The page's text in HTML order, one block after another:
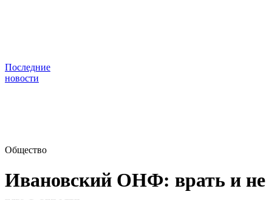
Последние
новости
Общество
Ивановский ОНФ: врать и не